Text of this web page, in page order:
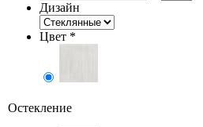
Дизайн
Цвет *
Остекление